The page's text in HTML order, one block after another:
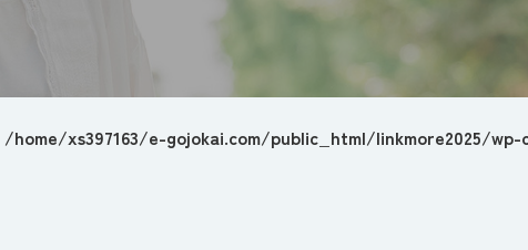
/home/xs397163/e-gojokai.com/public_html/linkmore2025/